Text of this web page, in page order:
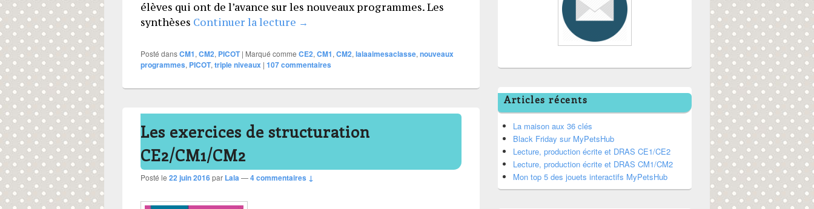
élèves qui ont de l’avance sur les nouveaux programmes. Les
synthèses Continuer la lecture Fichier PICOT CE2 – CM1 – CM2
→
Posté dansCM1, CM2, PICOT | Marqué comme CE2, CM1, CM2, lalaaimesaclasse, nouveaux
programmes, PICOT, triple niveaux | 107commentaires
Les exercices de structuration
CE2/CM1/CM2
Posté le 22 juin 2016par Lala—4 commentaires ↓
Articles récents
La maison aux 36 clés
Black Friday sur MyPetsHub
Lecture, production écrite et DRAS CE1/CE2
Lecture, production écrite et DRAS CM1/CM2
Mon top 5 des jouets interactifs MyPetsHub